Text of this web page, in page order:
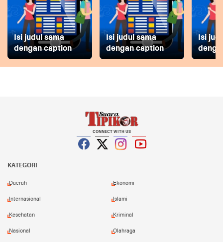
Isi judul sama
dengan caption
Isi judul sama
dengan caption
Isi
CONNECT WITH US
KATEGORI
Daerah Ekonomi
Internasional Islami
Kesehatan Kriminal
Nasional Olahraga